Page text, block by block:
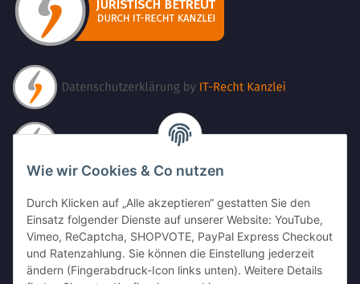
Wie wir Cookies & Co nutzen
Durch Klicken auf „Alle akzeptieren“ gestatten Sie den
Einsatz folgender Dienste auf unserer Website: YouTube,
Vimeo, ReCaptcha, SHOPVOTE, PayPal Express Checkout
und Ratenzahlung. Sie können die Einstellung jederzeit
ändern (Fingerabdruck-Icon links unten). Weitere Details